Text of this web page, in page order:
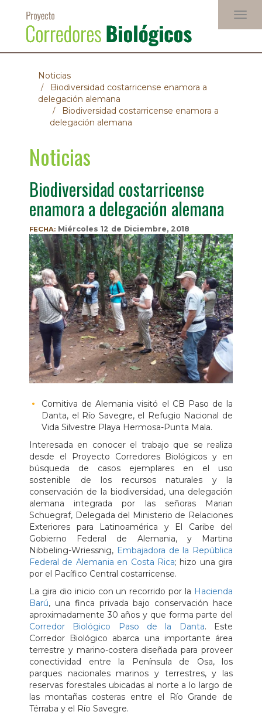
contenido
principal
Noticias
Biodiversidad costarricense enamora a
delegación alemana
Biodiversidad costarricense enamora a
delegación alemana
Noticias
Biodiversidad costarricense
enamora a delegación alemana
FECHA: Miércoles 12 de Diciembre, 2018
Comitiva de Alemania visitó el CB Paso de la
Danta, el Río Savegre, el Refugio Nacional de
Vida Silvestre Playa Hermosa-Punta Mala.
Interesada en conocer el trabajo que se realiza
desde el Proyecto Corredores Biológicos y en
búsqueda de casos ejemplares en el uso
sostenible de los recursos naturales y la
conservación de la biodiversidad, una delegación
alemana integrada por las señoras Marian
Schuegraf, Delegada del Ministerio de Relaciones
Exteriores para Latinoamérica y El Caribe del
Gobierno Federal de Alemania, y Martina
Nibbeling-Wriessnig, Embajadora de la República
Federal de Alemania en Costa Rica; hizo una gira
por el Pacífico Central costarricense.
La gira dio inicio con un recorrido por la Hacienda
Barú, una finca privada bajo conservación hace
aproximadamente 30 años y que forma parte del
Corredor Biológico Paso de la Danta. Este
Corredor Biológico abarca una importante área
terrestre y marino-costera diseñada para proveer
conectividad entre la Península de Osa, los
parques nacionales marinos y terrestres, y las
reservas forestales ubicadas al norte a lo largo de
las montañas costeras entre el Río Grande de
Térraba y el Río Savegre.